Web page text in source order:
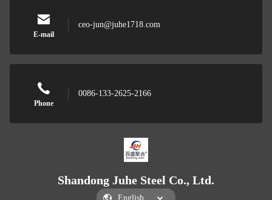
E-mail
ceo-jun@juhe1718.com
Phone
0086-133-2625-2166
Shandong Juhe Steel Co., Ltd.